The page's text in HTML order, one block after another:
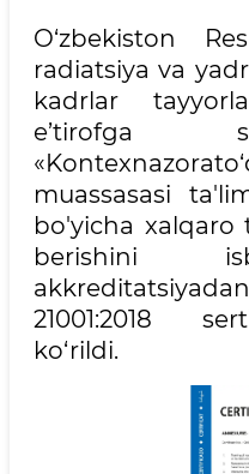
O‘zbekiston
radiatsiya va
kadrlar
e’tirofga
muassasasi
bo'yicha xalqaro
berishini
21001:2018
ko‘rildi.